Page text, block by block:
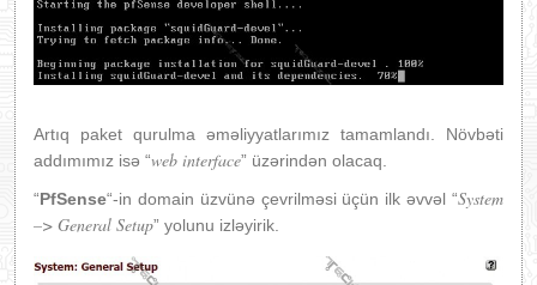
Artıq paket qurulma əməliyyatlarımız tamamlandı. Növbəti
addımımız isə “web interface” üzərindən olacaq.
“PfSense“-in domain üzvünə çevrilməsi üçün ilk əvvəl “System
–> General Setup” yolunu izləyirik.